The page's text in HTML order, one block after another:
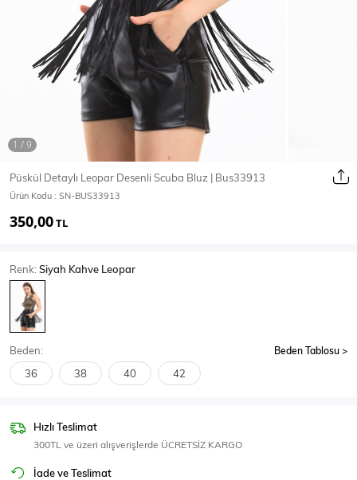
Ceket Mont & Kaban Yağmurluk
T-Shirt
Body
SPOR GİYİM
Eşofman Üstü
Püskül Detaylı Leopar Desenli Scuba Bluz | Bus33913
Ürün Kodu : SN-BUS33913
350,00TL
Renk:Siyah Kahve Leopar
Beden: Beden Tablosu
36 38 40 42
Hızlı Teslimat
300TL ve üzeri alışverişlerde ÜCRETSİZ KARGO
İade ve Teslimat